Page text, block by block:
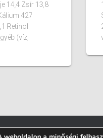
14,4 Zsír 13,8
427
Retinol
(víz,